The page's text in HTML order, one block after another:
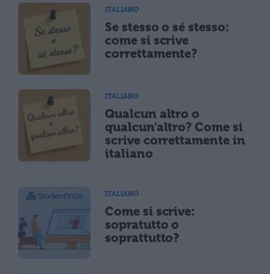
ITALIANO
Se stesso o sé stesso:
come si scrive
correttamente?
ITALIANO
Qualcun altro o
qualcun'altro? Come si
scrive correttamente in
italiano
ITALIANO
Come si scrive:
sopratutto o
soprattutto?